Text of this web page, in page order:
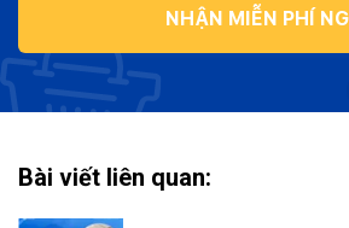
NHẬN MIỄN PHÍ
Bài viết liên quan: